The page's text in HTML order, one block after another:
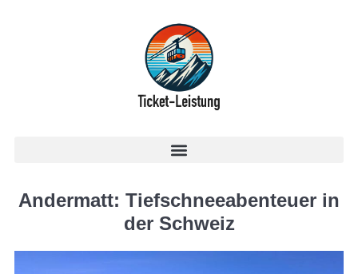
Andermatt: Tiefschneeabenteuer in
der Schweiz